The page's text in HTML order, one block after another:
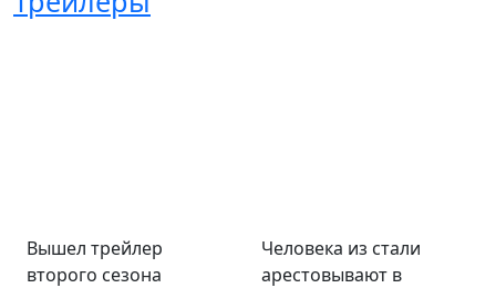
Вышел трейлер
второго сезона
Человека из стали
арестовывают в